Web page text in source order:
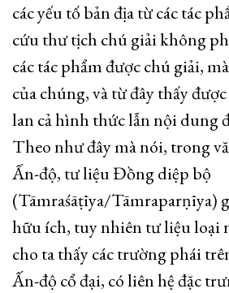
các yếu tố bản địa từ các tác
cứu thư tịch chú giải không
các tác phẩm được chú giải,
của chúng, và từ đây thấy
lan cả hình thức lẫn nội dung
Theo như đây mà nói, trong
Ấn-độ, tư liệu Đồng diệp bộ
(Tāmraśāṭīya/Tāmraparṇīya)
hữu ích, tuy nhiên tư liệu loại
cho ta thấy các trường phái
Ấn-độ cổ đại, có liên hệ đặc